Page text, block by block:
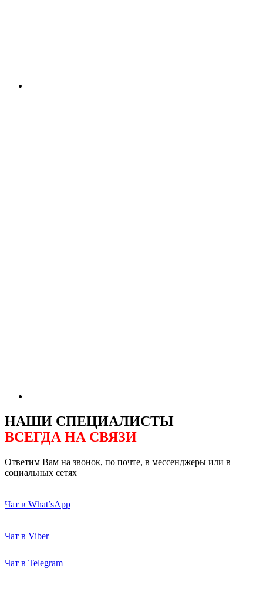
НАШИ СПЕЦИАЛИСТЫ
ВСЕГДА НА СВЯЗИ
Ответим Вам на звонок, по почте, в мессенджеры или в
социальных сетях
Чат в What’sApp
Чат в Viber
Чат в Telegram